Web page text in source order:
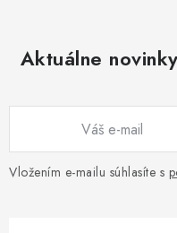
Aktuálne
Vložením e-mailu súhlasíte s